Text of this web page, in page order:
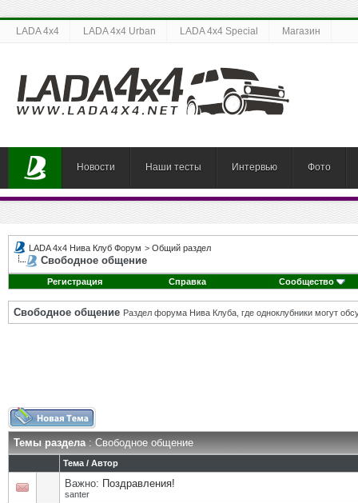
LADA 4x4 LADA 4x4 Urban LADA 4x4 Special Магазин
Новости Наши тесты Интервью Фото
LADA 4x4 Нива Клуб Форум > Общий раздел
Свободное общение
Регистрация Справка Сообщество
Свободное общение Раздел форума Нива Клуба, где одноклубники могут
Темы раздела: Свободное общение
Тема / Автор
Важно: Поздравления!
santer